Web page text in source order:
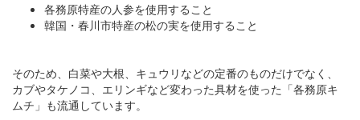
各務原特産の人参を使用すること
韓国・春川市特産の松の実を使用すること
そのため、白菜や大根、キュウリなどの定番のものだけでなく、
カブやタケノコ、エリンギなど変わった具材を使った「各務原キ
ムチ」も流通しています。